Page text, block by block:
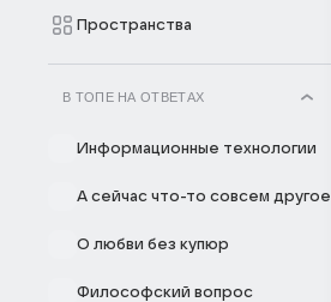
Пространства
В ТОПЕ НА ОТВЕТАХ
Информационные технологии
А сейчас что-то совсем другое
О любви без купюр
Философский вопрос